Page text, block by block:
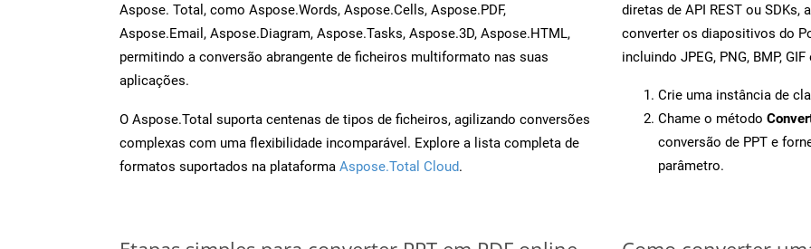
Aspose. Total, como Aspose.Words, Aspose.Cells, Aspose.PDF,
Aspose.Email, Aspose.Diagram, Aspose.Tasks, Aspose.3D, Aspose.HTML,
permitindo a conversão abrangente de ficheiros multiformato nas suas
aplicações.
O Aspose.Total suporta centenas de tipos de ficheiros, agilizando conversões
complexas com uma flexibilidade incomparável. Explore a lista completa de
formatos suportados na plataforma Aspose.Total Cloud.
diretas de API REST ou
converter os diapositivos do
incluindo JPEG, PNG, BMP, GIF
Crie uma instância de
Chame o método
conversão de PPT e
parâmetro.